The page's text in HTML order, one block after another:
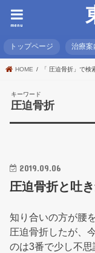
menu
トップページ 治療案
HOME 「 圧迫骨折」で検
キーワード
圧迫骨折
2019.09.06
圧迫骨折と吐
知り合いの方が腰
圧迫骨折したが、
のは3番で少し不